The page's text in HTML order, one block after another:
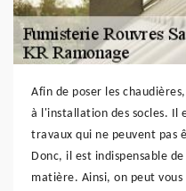
Afin de poser les
à l'installation des socles. Il
travaux qui ne peuvent pas
Donc, il est indispensable
matière. Ainsi, on peut